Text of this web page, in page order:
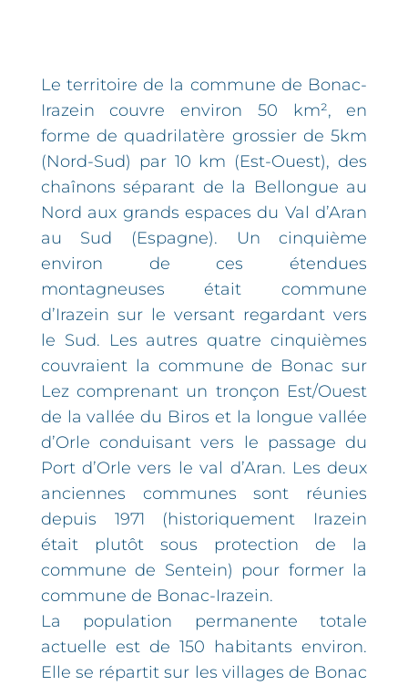
Le territoire de la commune de Bonac-
Irazein couvre environ 50 km², en
forme de quadrilatère grossier de 5km
(Nord-Sud) par 10 km (Est-Ouest), des
chaînons séparant de la Bellongue au
Nord aux grands espaces du Val d’Aran
au Sud (Espagne). Un cinquième
environ de ces étendues
montagneuses était commune
d’Irazein sur le versant regardant vers
le Sud. Les autres quatre cinquièmes
couvraient la commune de Bonac sur
Lez comprenant un tronçon Est/Ouest
de la vallée du Biros et la longue vallée
d’Orle conduisant vers le passage du
Port d’Orle vers le val d’Aran. Les deux
anciennes communes sont réunies
depuis 1971 (historiquement Irazein
était plutôt sous protection de la
commune de Sentein) pour former la
commune de Bonac-Irazein.
La population permanente totale
actuelle est de 150 habitants environ.
Elle se répartit sur les villages de Bonac